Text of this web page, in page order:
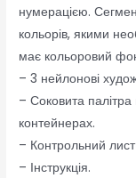
нумерацією.
кольорів, якими
має кольоровий
– 3 нейлонові
– Соковита
контейнерах.
– Контрольний
– Інструкція.